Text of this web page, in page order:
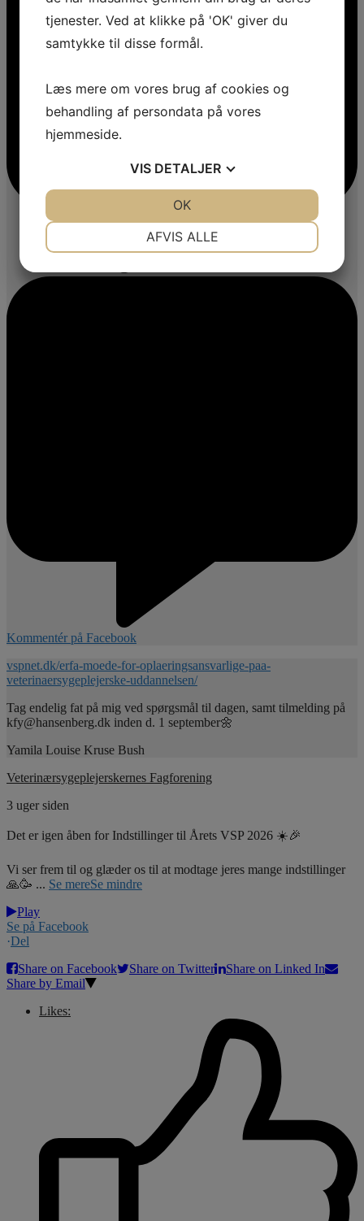
Kommentér på Facebook
vspnet.dk/erfa-moede-for-oplaeringsansvarlige-paa-
veterinaersygeplejerske-uddannelsen/
Tag endelig fat på mig ved spørgsmål til dagen, samt tilmelding på
kfy@hansenberg.dk inden d. 1 september🌼
Yamila Louise Kruse Bush
Veterinærsygeplejerskernes Fagforening
3 uger siden
Det er igen åben for Indstillinger til Årets VSP 2026 ☀️🎉
Vi ser frem til og glæder os til at modtage jeres mange indstillinger
🙏🥳 ... Se mereSe mindre
Play
Se på Facebook
·Del
Share on Facebook
Share on Twitter
Share on Linked In
Share by Email
Likes:
tjenester. Ved at klikke på 'OK' giver du
samtykke til disse formål.
Læs mere om vores brug af cookies og
behandling af persondata på vores
hjemmeside.
VIS DETALJER
AFVIS ALLE
OK